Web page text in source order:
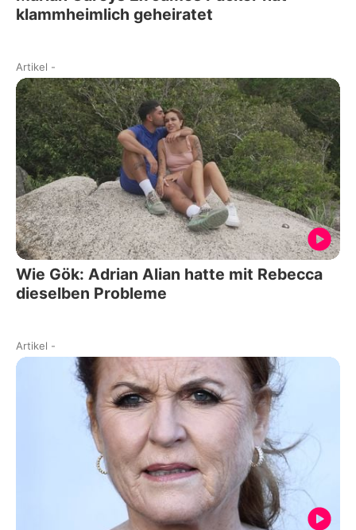
klammheimlich geheiratet
Artikel -
Wie Gök: Adrian Alian hatte mit Rebecca
dieselben Probleme
Artikel -